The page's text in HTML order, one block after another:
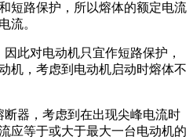
短路保护，所以熔体的额定电流
流。
此对电动机只宜作短路保护，
机，考虑到电动机启动时熔体不
器，考虑到在出现尖峰电流时
应等于或大于最大一台电动机的